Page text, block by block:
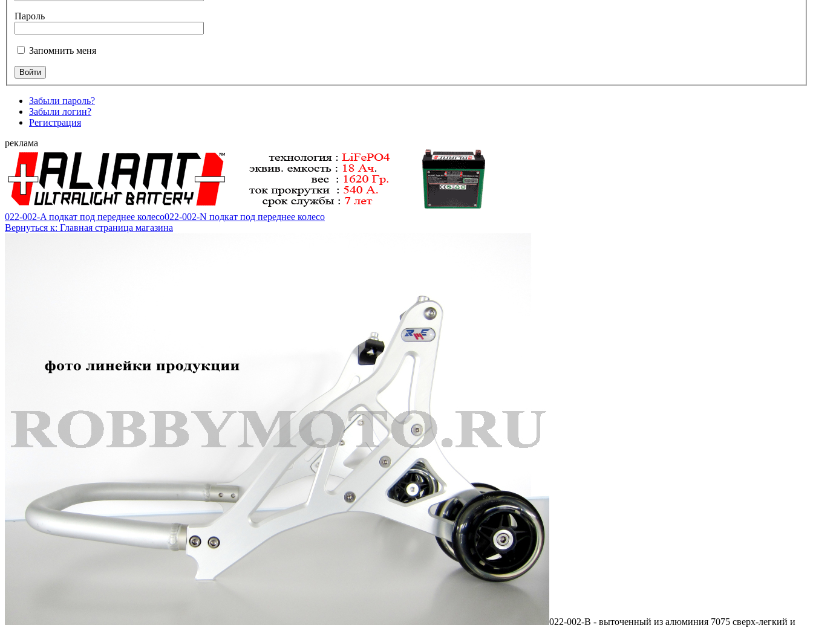
Пароль
Запомнить меня
Забыли пароль?
Забыли логин?
Регистрация
реклама
022-002-A подкат под переднее колесо022-002-N подкат под переднее колесо
Вернуться к: Главная страница магазина
022-002-B - выточенный из алюминия 7075 сверх-легкий и